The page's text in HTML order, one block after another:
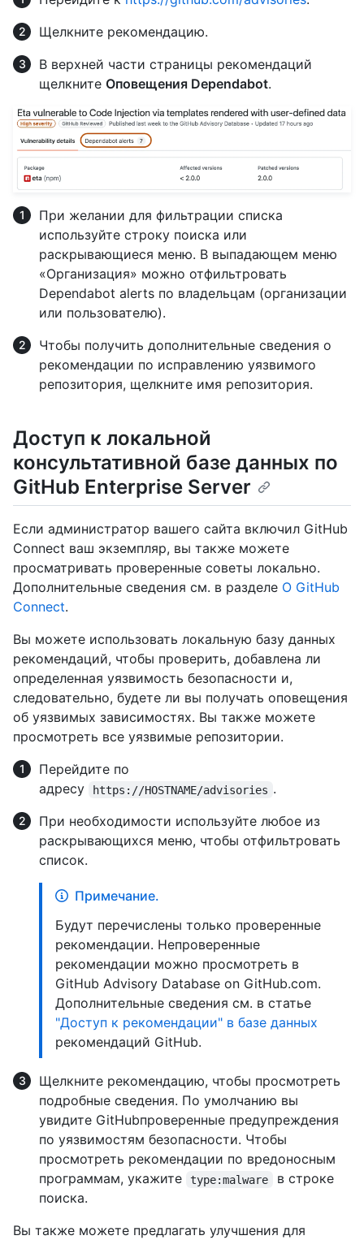
Щелкните рекомендацию.
В верхней части страницы рекомендаций
щелкните Оповещения Dependabot.
При желании для фильтрации списка
используйте строку поиска или
раскрывающиеся меню. В выпадающем меню
«Организация» можно отфильтровать
Dependabot alerts по владельцам (организации
или пользователю).
Чтобы получить дополнительные сведения о
рекомендации по исправлению уязвимого
репозитория, щелкните имя репозитория.
Доступ к локальной
консультативной базе данных по
GitHub Enterprise Server
Если администратор вашего сайта включил GitHub
Connect ваш экземпляр, вы также можете
просматривать проверенные советы локально.
Дополнительные сведения см. в разделе О GitHub
Connect.
Вы можете использовать локальную базу данных
рекомендаций, чтобы проверить, добавлена ли
определенная уязвимость безопасности и,
следовательно, будете ли вы получать оповещения
об уязвимых зависимостях. Вы также можете
просмотреть все уязвимые репозитории.
Перейдите по
адресу
https://HOSTNAME/advisories .
При необходимости используйте любое из
раскрывающихся меню, чтобы отфильтровать
список.
Примечание.
Будут перечислены только проверенные
рекомендации. Непроверенные
рекомендации можно просмотреть в
GitHub Advisory Database on GitHub.com.
Дополнительные сведения см. в статье
"Доступ к рекомендации" в базе данных
рекомендаций GitHub.
Щелкните рекомендацию, чтобы просмотреть
подробные сведения. По умолчанию вы
увидите GitHubпроверенные предупреждения
по уязвимостям безопасности. Чтобы
просмотреть рекомендации по вредоносным
программам, укажите
type:malware
в строке
поиска.
Вы также можете предлагать улучшения для